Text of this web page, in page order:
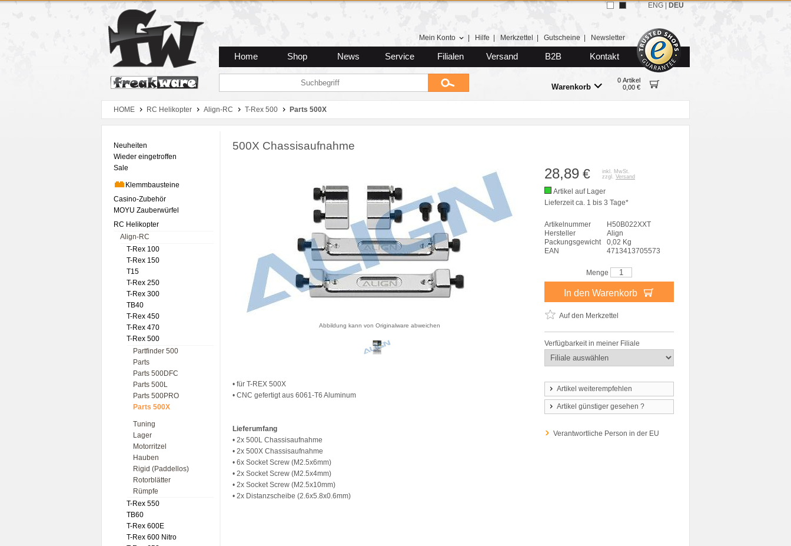
Zum Hauptmenue
Zum Seiteninhalt
Zum Warenkob
Mein Konto Hilfe Merkzettel Gutscheine Newsletter
Home Shop News Service Filialen Versand B2B Kontakt
Warenkorb
0 Artikel
0,00 €
ENG DEU
HOME RC Helikopter Align-RC T-Rex 500 Parts 500X
Neuheiten
Wieder eingetroffen
Sale
Klemmbausteine
Casino-Zubehör
MOYU Zauberwürfel
RC Helikopter
Align-RC
T-Rex 100
T-Rex 150
T15
T-Rex 250
T-Rex 300
TB40
T-Rex 450
T-Rex 470
T-Rex 500
Partfinder 500
Parts
Parts 500DFC
Parts 500L
Parts 500PRO
Parts 500X
Tuning
Lager
Motorritzel
Hauben
Rigid (Paddellos)
Rotorblätter
Rümpfe
T-Rex 550
TB60
T-Rex 600E
T-Rex 600 Nitro
500X Chassisaufnahme
Abbildung kann von Originalware abweichen
• für T-REX 500X
• CNC gefertigt aus 6061-T6 Aluminum
Lieferumfang
• 2x 500L Chassisaufnahme
• 2x 500X Chassisaufnahme
• 6x Socket Screw (M2.5x6mm)
• 2x Socket Screw (M2.5x4mm)
• 2x Socket Screw (M2.5x10mm)
• 2x Distanzscheibe (2.6x5.8x0.6mm)
28,89 €
inkl. MwSt.
zzgl. Versand
Artikel auf Lager
Lieferzeit ca. 1 bis 3 Tage*
Artikelnummer
H50B022XXT
Hersteller
Align
Packungsgewicht
0,02 Kg
EAN
4713413705573
Menge
In den Warenkorb
Auf den Merkzettel
Verfügbarkeit in meiner Filiale
Artikel weiterempfehlen
Artikel günstiger gesehen ?
Verantwortliche Person in der EU